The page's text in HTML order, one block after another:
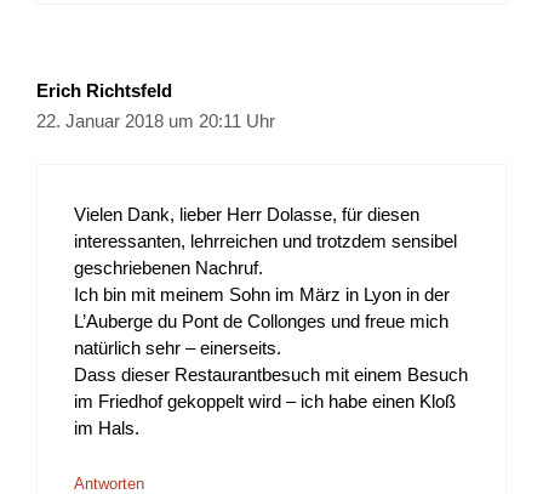
Erich Richtsfeld
22. Januar 2018 um 20:11 Uhr
Vielen Dank, lieber Herr Dolasse, für diesen
interessanten, lehrreichen und trotzdem sensibel
geschriebenen Nachruf.
Ich bin mit meinem Sohn im März in Lyon in der
L’Auberge du Pont de Collonges und freue mich
natürlich sehr – einerseits.
Dass dieser Restaurantbesuch mit einem Besuch
im Friedhof gekoppelt wird – ich habe einen Kloß
im Hals.
Antworten